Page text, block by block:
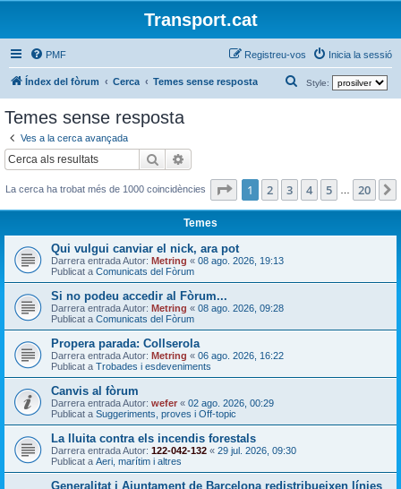
Transport.cat
PMF Inicia la sessió
Registreu-vos
Índex del fòrum Cerca Temes sense resposta Style:
e
Temes sense resposta
Ves a la cerca avançada
Cerca
La cerca ha trobat més de 1000 coincidències Pàgina de 20
1 2 3 4 5 20
Temes
Qui vulgui canviar el nick, ara pot
Darrera entrada Autor: Metring « 08 ago. 2026, 19:13
Publicat a Comunicats del Fòrum
Si no podeu accedir al Fòrum...
Darrera entrada Autor: Metring « 08 ago. 2026, 09:28
Publicat a Comunicats del Fòrum
Propera parada: Collserola
Darrera entrada Autor: Metring « 06 ago. 2026, 16:22
Publicat a Trobades i esdeveniments
Canvis al fòrum
Darrera entrada Autor: wefer « 02 ago. 2026, 00:29
Publicat a Suggeriments, proves i Off-topic
La lluita contra els incendis forestals
Darrera entrada Autor: 122-042-132 « 29 jul. 2026, 09:30
Publicat a Aeri, marítim i altres
Generalitat i Ajuntament de Barcelona redistribueixen línies